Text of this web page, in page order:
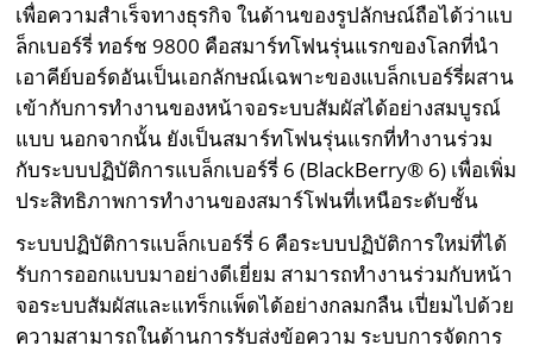
เพื่อความสำเร็จทางธุรกิจ ในด้านของรูปลักษณ์ถือได้ว่าแบ
ล็กเบอร์รี่ ทอร์ช 9800 คือสมาร์ทโฟนรุ่นแรกของโลกที่นำ
เอาคีย์บอร์ดอันเป็นเอกลักษณ์เฉพาะของแบล็กเบอร์รี่ผสาน
เข้ากับการทำงานของหน้าจอระบบสัมผัสได้อย่างสมบูรณ์
แบบ นอกจากนั้น ยังเป็นสมาร์ทโฟนรุ่นแรกที่ทำงานร่วม
กับระบบปฏิบัติการแบล็กเบอร์รี่ 6 (BlackBerry® 6) เพื่อเพิ่ม
ประสิทธิภาพการทำงานของสมาร์โฟนที่เหนือระดับชั้น
ระบบปฏิบัติการแบล็กเบอร์รี่ 6 คือระบบปฏิบัติการใหม่ที่ได้
รับการออกแบบมาอย่างดีเยี่ยม สามารถทำงานร่วมกับหน้า
จอระบบสัมผัสและแทร็กแพ็ดได้อย่างกลมกลืน เปี่ยมไปด้วย
ความสามารถในด้านการรับส่งข้อความ ระบบการจัดการ